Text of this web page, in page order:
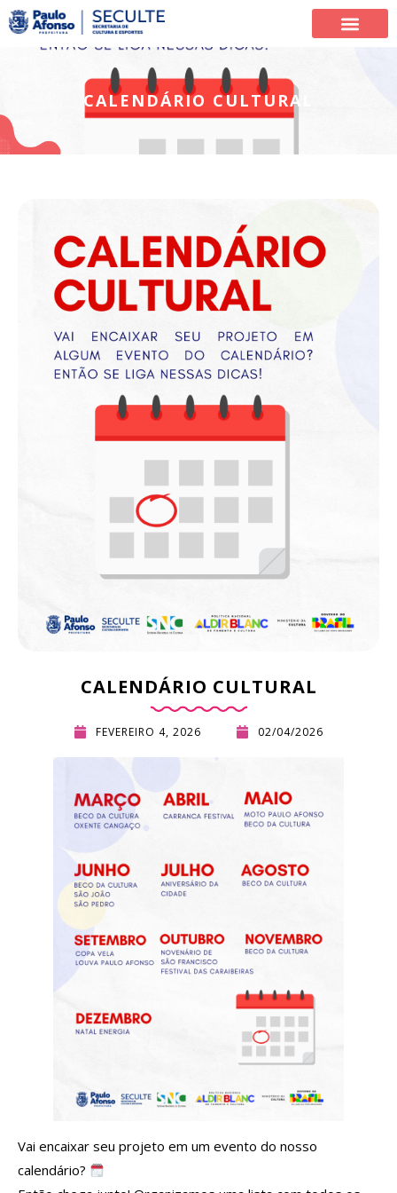
CALENDÁRIO CULTURAL
CALENDÁRIO CULTURAL
FEVEREIRO 4, 2026 02/04/2026
Vai encaixar seu projeto em um evento do nosso
calendário?